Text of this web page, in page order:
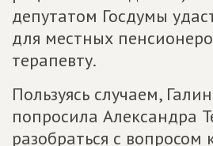
депутатом Госдумы
для местных
терапевту.
Пользуясь случаем,
попросила Александра
разобраться с